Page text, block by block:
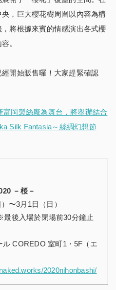
，巨大櫻花樹周圍以內容為構
將根據來賓的情感演出各式櫻
。
開始販售囉！大家趕緊確認
富岡製絲廠為舞台，將舉辦結合
Silk Fantasia～絲綢幻想節
－桜－
〜3月1日（日）
後入場於閉場前30分鐘止
COREDO 室町1・5F（エ
2020nihonbashi/